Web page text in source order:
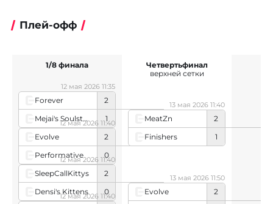
Плей-офф
Forever
2
Mejai's Soulstealer
1
12 мая 2026 11:35
Evolve
2
Performative
0
12 мая 2026 11:40
SleepCallKittys
2
Densi's Kittens
0
12 мая 2026 11:40
12 мая 2026 11:40
1/8 финала
MeatZn
2
Finishers
1
13 мая 2026 11:40
Evolve
2
13 мая 2026 11:50
Четвертьфинал
верхней сетки